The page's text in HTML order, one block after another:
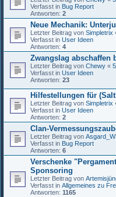
Verfasst in Bug Report
Antworten: 2
Neue Mechanik:
Letzter Beitrag von Simpletrix
Verfasst in User Ideen
Antworten: 4
Zwangslag abschaffen
Letzter Beitrag von Chewy «
Verfasst in User Ideen
Antworten: 23
Hilfestellungen für
Letzter Beitrag von Simpletrix
Verfasst in User Ideen
Antworten: 2
Clan-
Letzter Beitrag von
Verfasst in Bug Report
Antworten: 6
Verschenke
Sponsoring
Letzter Beitrag von
Verfasst in Allgemeines zu
Antworten: 1165